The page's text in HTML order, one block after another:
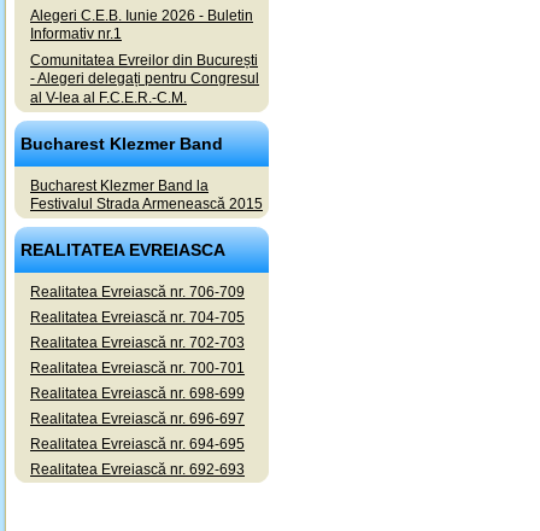
Alegeri C.E.B. Iunie 2026 - Buletin
Informativ nr.1
Comunitatea Evreilor din București
- Alegeri delegați pentru Congresul
al V-lea al F.C.E.R.-C.M.
Bucharest Klezmer Band
Bucharest Klezmer Band la
Festivalul Strada Armenească 2015
REALITATEA EVREIASCA
Realitatea Evreiască nr. 706-709
Realitatea Evreiască nr. 704-705
Realitatea Evreiască nr. 702-703
Realitatea Evreiască nr. 700-701
Realitatea Evreiască nr. 698-699
Realitatea Evreiască nr. 696-697
Realitatea Evreiască nr. 694-695
Realitatea Evreiască nr. 692-693